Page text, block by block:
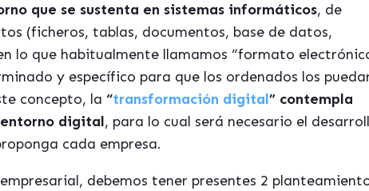
que se sustenta en sistemas informáticos, de
(ficheros, tablas, documentos, base de datos,
lo que habitualmente llamamos “formato
y específico para que los ordenados los
concepto, la “transformación digital” contempla
digital, para lo cual será necesario el
cada empresa.
debemos tener presentes 2